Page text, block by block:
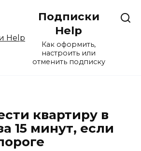
Подписки
Help
Как оформить,
настроить или
отменить подписку
квартиру в
15 минут, если